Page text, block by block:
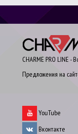
CHARME PRO LINE -
Предложения на
YouTube
Вконтакте